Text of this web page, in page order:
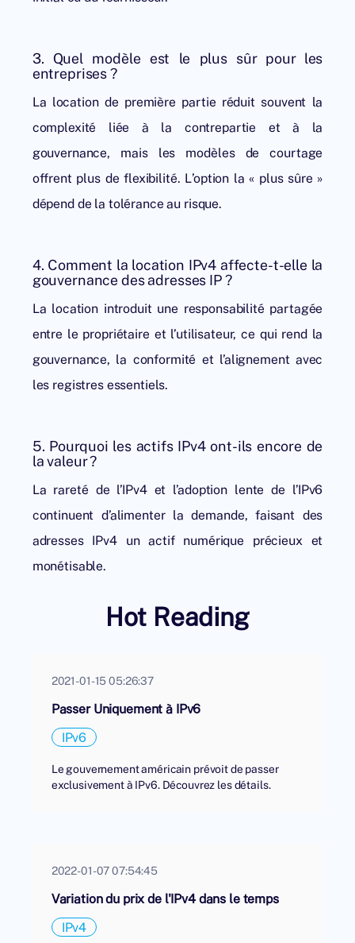
3. Quel modèle est le plus sûr pour les
entreprises ?
La location de première partie réduit souvent la
complexité liée à la contrepartie et à la
gouvernance, mais les modèles de courtage
offrent plus de flexibilité. L’option la « plus sûre »
dépend de la tolérance au risque.
4. Comment la location IPv4 affecte-t-elle la
gouvernance des adresses IP ?
La location introduit une responsabilité partagée
entre le propriétaire et l’utilisateur, ce qui rend la
gouvernance, la conformité et l’alignement avec
les registres essentiels.
5. Pourquoi les actifs IPv4 ont-ils encore de
la valeur ?
La rareté de l’IPv4 et l’adoption lente de l’IPv6
continuent d’alimenter la demande, faisant des
adresses IPv4 un actif numérique précieux et
monétisable.
Hot Reading
2021-01-15 05:26:37
Passer Uniquement à IPv6
IPv6
Le gouvernement américain prévoit de passer
exclusivement à IPv6. Découvrez les détails.
2022-01-07 07:54:45
Variation du prix de l'IPv4 dans le temps
IPv4